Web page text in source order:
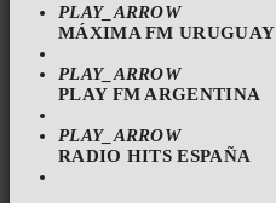
PLAY_ARROW
MÁXIMA FM URUGUAY
PLAY_ARROW
PLAY FM ARGENTINA
PLAY_ARROW
RADIO HITS ESPAÑA